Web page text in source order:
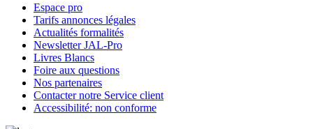
Espace pro
Tarifs annonces légales
Actualités formalités
Newsletter JAL-Pro
Livres Blancs
Foire aux questions
Nos partenaires
Contacter notre Service client
Accessibilité: non conforme